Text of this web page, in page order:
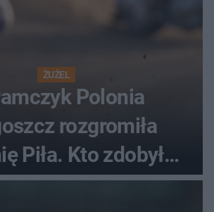
ŻUŻEL
Polonia
rozgromiła
Piła. Kto zdobył
punktów?